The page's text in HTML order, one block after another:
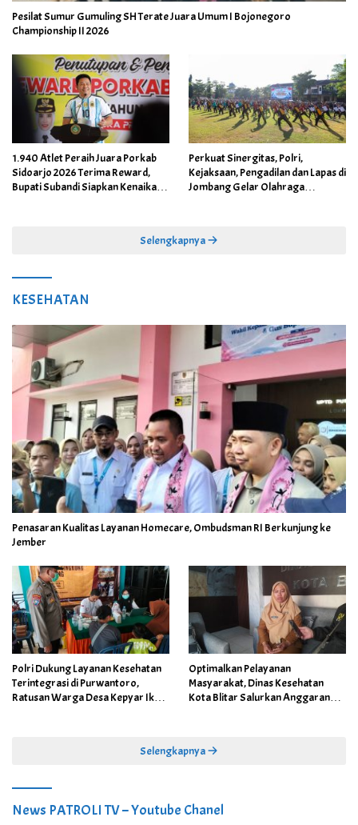
Pesilat Sumur Gumuling SH Terate Juara Umum I Bojonegoro
Championship II 2026
1.940 Atlet Peraih Juara Porkab
Sidoarjo 2026 Terima Reward,
Bupati Subandi Siapkan Kenaikan
Perkuat Sinergitas, Polri,
Kejaksaan, Pengadilan dan Lapas di
Jombang Gelar Olahraga
Selengkapnya
KESEHATAN
Penasaran Kualitas Layanan Homecare, Ombudsman RI Berkunjung ke
Jember
Polri Dukung Layanan Kesehatan
Terintegrasi di Purwantoro,
Ratusan Warga Desa Kepyar Ikuti
Optimalkan Pelayanan
Masyarakat, Dinas Kesehatan
Kota Blitar Salurkan Anggaran
Selengkapnya
News PATROLI TV – Youtube Chanel